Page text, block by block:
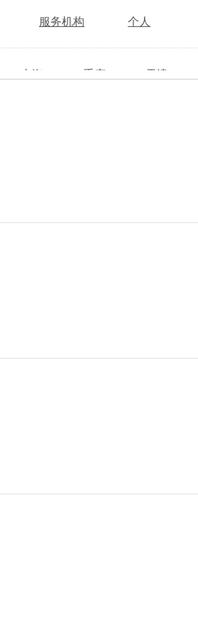
服务机构 个人
上海 重庆 天津